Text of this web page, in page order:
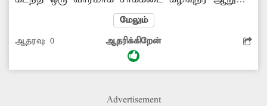
போல வழிந்தோடுகிறது. இதனால் அந்த
பகுதியில் கடும் துர்நாற்றம் வீசுகிறது. இதன்
காரணமாக அந்த வழியாக செல்பவர்கள்
மூக்கை பிடித்துக்கொண்டு செல்லும் நிலை
நோய் பரவும் அபாயமும் காணப்படுகிறது.
மேலும்
ஆதரவு: 0 ஆதரிக்கிறேன்
Advertisement